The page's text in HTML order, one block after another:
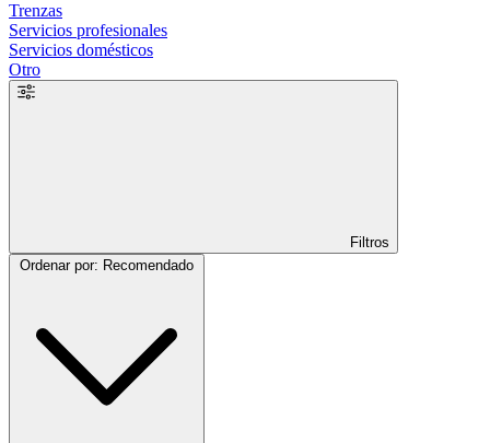
Trenzas
Servicios profesionales
Servicios domésticos
Otro
Filtros